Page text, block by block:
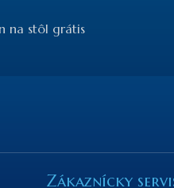
na stôl grátis
Zákaznícky